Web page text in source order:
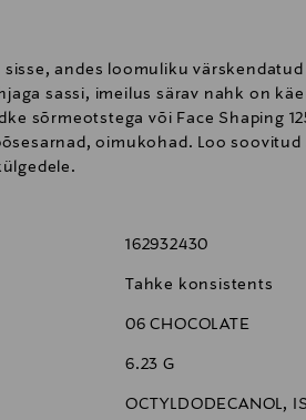
andes loomuliku
sassi, imeilus särav nahk on
sõrmeotstega või Face Shaping
oimukohad. Loo
162932430
Tahke konsistents
06 CHOCOLATE
6.23 G
OCTYLDODECANOL,